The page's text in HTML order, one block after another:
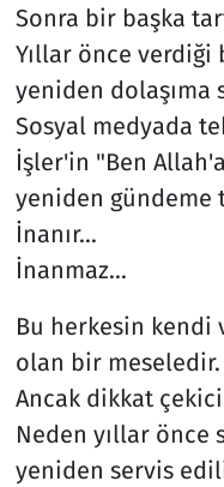
Sonra bir başka
Yıllar önce
yeniden dolaşıma
Sosyal medyada
İşler'in "Ben
yeniden gündeme
İnanır...
İnanmaz...
Bu herkesin kendi
olan bir meseledir.
Ancak dikkat
Neden yıllar önce
yeniden servis